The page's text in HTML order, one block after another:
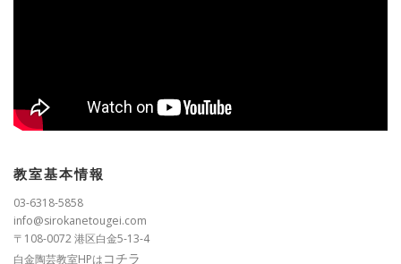
教室基本情報
03-6318-5858
info@sirokanetougei.com
〒108-0072 港区白金5-13-4
白金陶芸教室HPはコチラ